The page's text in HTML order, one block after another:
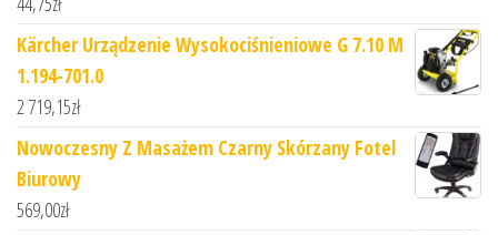
Kärcher Urządzenie Wysokociśnieniowe G 7.10 M
1.194-701.0
2 719,15zł
Nowoczesny Z Masażem Czarny Skórzany Fotel
Biurowy
569,00zł